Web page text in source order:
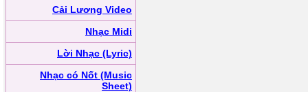
Cải Lương Video
Nhạc Midi
Lời Nhạc (Lyric)
Nhạc có Nốt (Music
Sheet)